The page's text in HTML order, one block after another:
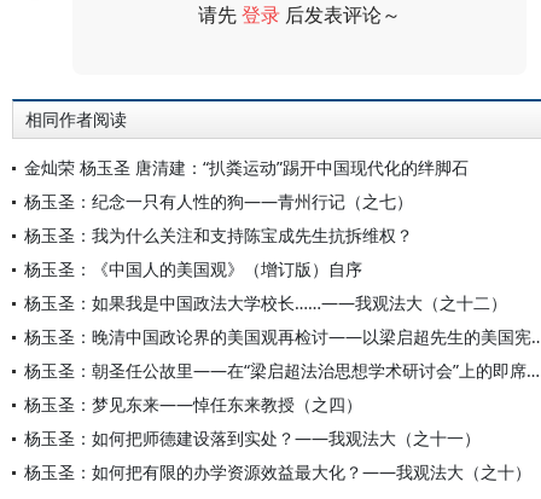
请先登录 后发表评论～
相同作者阅读
金灿荣 杨玉圣 唐清建：“扒粪运动”踢开中国现代化的绊脚石
杨玉圣：纪念一只有人性的狗——青州行记（之七）
杨玉圣：我为什么关注和支持陈宝成先生抗拆维权？
杨玉圣：《中国人的美国观》（增订版）自序
杨玉圣：如果我是中国政法大学校长……——我观法大（之十二）
杨玉圣：晚清中国政论界的美国观
杨玉圣：朝圣任公故里——在“梁启超法治思想学术研讨会”上的即席发言
杨玉圣：梦见东来——悼任东来教授（之四）
杨玉圣：如何把师德建设落到实处？——我观法大（之十一）
杨玉圣：如何把有限的办学资源效益最大化？——我观法大（之十）